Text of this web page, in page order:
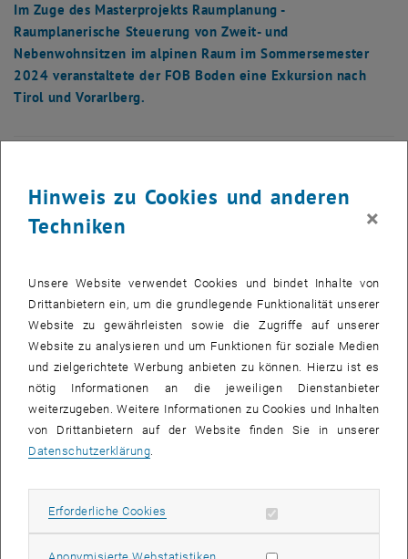
Im Zuge des Masterprojekts Raumplanung -
Raumplanerische Steuerung von Zweit- und
Nebenwohnsitzen im alpinen Raum im Sommersemester
2024 veranstaltete der FOB Boden eine Exkursion nach
Tirol und Vorarlberg.
Bild
Im Rahmen des Masterprojektes fand von 13.05.-16.05.2024 eine
Hinweis zu Cookies und anderen
Techniken
×
Unsere Website verwendet Cookies und bindet Inhalte von
Drittanbietern ein, um die grundlegende Funktionalität unserer
Website zu gewährleisten sowie die Zugriffe auf unserer
Website zu analysieren und um Funktionen für soziale Medien
und zielgerichtete Werbung anbieten zu können. Hierzu ist es
nötig Informationen an die jeweiligen Dienstanbieter
weiterzugeben. Weitere Informationen zu Cookies und Inhalten
von Drittanbietern auf der Website finden Sie in unserer
Datenschutzerklärung
Erforderliche Cookies Erforderliche Cookies zulassen
Statistik Cookies zulassen